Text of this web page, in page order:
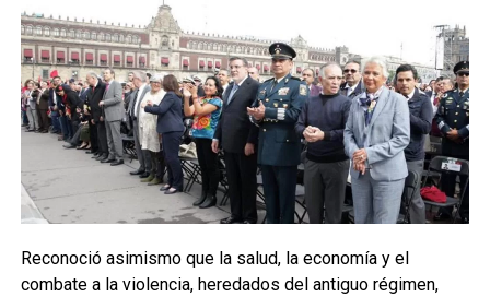
Reconoció asimismo que la salud, la economía y el
combate a la violencia, heredados del antiguo régimen,